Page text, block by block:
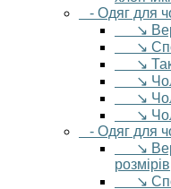
- Одяг для
↘
↘
↘
↘
↘
↘
- Одяг для
↘
розмірів
↘